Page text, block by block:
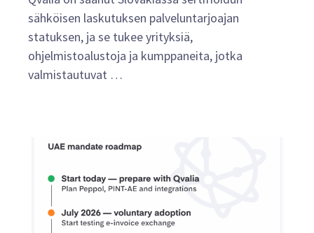
sähköisen laskutuksen palveluntarjoajan
statuksen, ja se tukee yrityksiä,
ohjelmistoalustoja ja kumppaneita, jotka
valmistautuvat …